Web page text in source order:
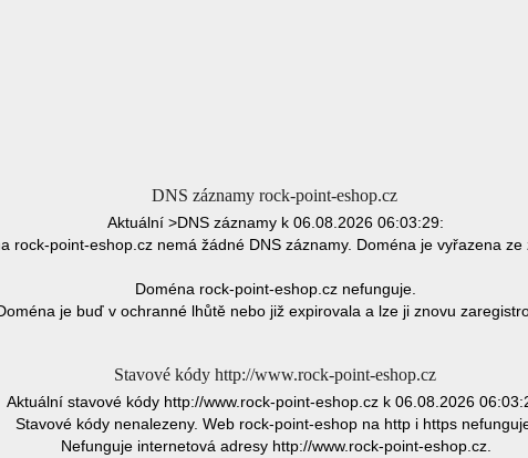
DNS záznamy rock-point-eshop.cz
Aktuální >DNS záznamy k 06.08.2026 06:03:29:
rock-point-eshop.cz nemá žádné DNS záznamy. Doména je vyřazena ze
Doména rock-point-eshop.cz nefunguje.
je buď v ochranné lhůtě nebo již expirovala a lze ji znovu
Stavové kódy http://www.rock-point-eshop.cz
Aktuální stavové kódy http://www.rock-point-eshop.cz k 06.08.2026
Stavové kódy nenalezeny. Web rock-point-eshop na http i https
Nefunguje internetová adresy http://www.rock-point-eshop.cz.